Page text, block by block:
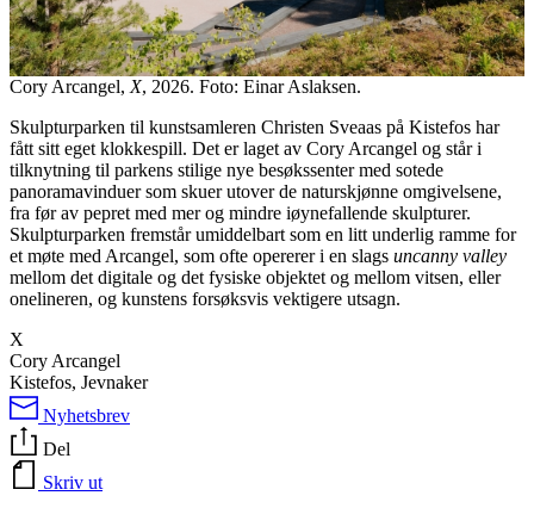
Cory Arcangel, X, 2026. Foto: Einar Aslaksen.
Skulpturparken til kunstsamleren Christen Sveaas på Kistefos har
fått sitt eget klokkespill. Det er laget av Cory Arcangel og står i
tilknytning til parkens stilige nye besøkssenter med sotede
panoramavinduer som skuer utover de naturskjønne omgivelsene,
fra før av pepret med mer og mindre iøynefallende skulpturer.
Skulpturparken fremstår umiddelbart som en litt underlig ramme for
et møte med Arcangel, som ofte opererer i en slags uncanny valley
mellom det digitale og det fysiske objektet og mellom vitsen, eller
onelineren, og kunstens forsøksvis vektigere utsagn.
X
Cory Arcangel
Kistefos, Jevnaker
Nyhetsbrev
Del
Skriv ut